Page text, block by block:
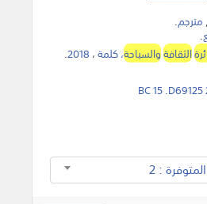
, مترجم.
.
الثقافةوالسياحة، كلمة، 2018
.
BC 15 .D69125
: 2